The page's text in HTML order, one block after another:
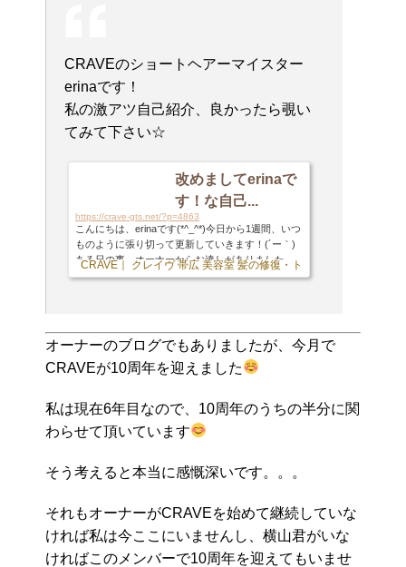
CRAVEのショートヘアーマイスター
erinaです！
私の激アツ自己紹介、良かったら覗い
てみて下さい☆
改めましてerinaで
す！な自己...
https://crave-gts.net/?p=4863
こんにちは、erinaです(*^_^*)今日から1週間、いつ
ものように張り切って更新していきます！(´ー｀)
ある日の事、オーナーからお達しがありました。
オーナー 「プライベートな事とか書いてるけど、
させて頂こうと思います(*^_^*)【名前】erinaで
す！【血液型】O型。。。によく間違われますがB
型ですm(_ _)m皆さん嫌わないで下さい(;_;)笑【趣
CRAVE｜ クレイヴ 帯広 美容室 髪の修復・トリートメント専門店
オーナーのブログでもありましたが、今月で
CRAVEが10周年を迎えました
私は現在6年目なので、10周年のうちの半分に関
わらせて頂いています
そう考えると本当に感慨深いです。。。
それもオーナーがCRAVEを始めて継続していな
ければ私は今ここにいませんし、横山君がいな
ければこのメンバーで10周年を迎えてもいませ